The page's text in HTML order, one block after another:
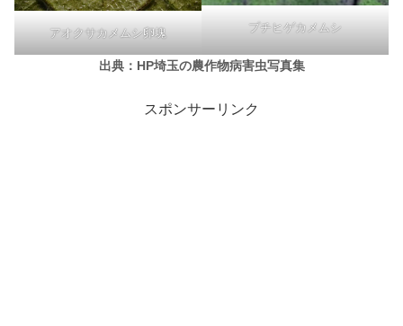
アオクサカメムシ卵塊 プチヒゲカメムシ
出典：HP埼玉の農作物病害虫写真集
スポンサーリンク